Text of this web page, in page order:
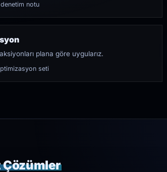
notu
plana göre uygularız.
seti
Çözümler